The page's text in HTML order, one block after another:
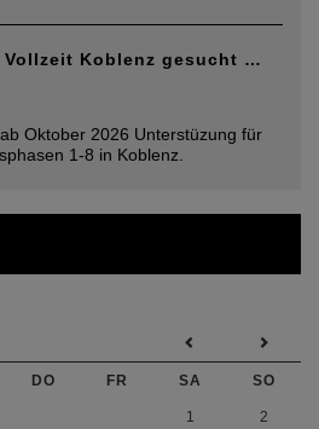
Koblenz gesucht …
Oktober 2026 Unterstüzung für
1-8 in Koblenz.
DO FR SA SO
1 2